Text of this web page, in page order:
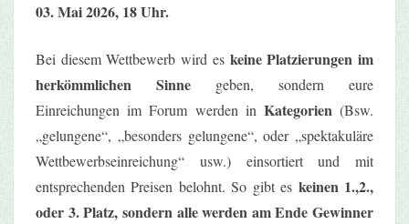
03. Mai 2026, 18 Uhr.
Bei diesem Wettbewerb wird es keine Platzierungen im
herkömmlichen Sinne geben, sondern eure
Einreichungen im Forum werden in Kategorien(Bsw.
„gelungene“, „besonders gelungene“, oder „spektakuläre
Wettbewerbseinreichung“ usw.) einsortiert und mit
entsprechenden Preisen belohnt. So gibt es keinen 1.,2.,
oder 3. Platz, sondern alle werden am Ende Gewinner